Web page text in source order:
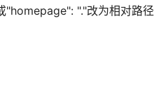
"."改为相对路